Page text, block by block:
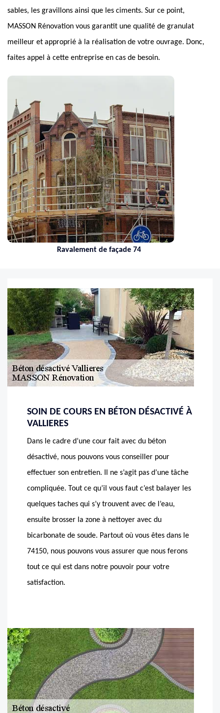
sables, les gravillons ainsi que les ciments. Sur ce point,
MASSON Rénovation vous garantit une qualité de granulat
meilleur et approprié à la réalisation de votre ouvrage. Donc,
faites appel à cette entreprise en cas de besoin.
Ravalement de façade 74
SOIN DE COURS EN BÉTON DÉSACTIVÉ À
VALLIERES
Dans le cadre d’une cour fait avec du béton
désactivé, nous pouvons vous conseiller pour
effectuer son entretien. Il ne s’agit pas d’une tâche
compliquée. Tout ce qu’il vous faut c’est balayer les
quelques taches qui s’y trouvent avec de l’eau,
ensuite brosser la zone à nettoyer avec du
bicarbonate de soude. Partout où vous êtes dans le
74150, nous pouvons vous assurer que nous ferons
tout ce qui est dans notre pouvoir pour votre
satisfaction.